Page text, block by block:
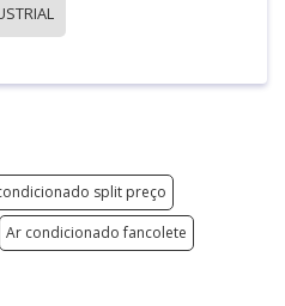
split preço
Ar condicionado fancolete